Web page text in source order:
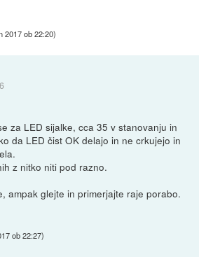
2017 ob 22:20)
za LED sijalke, cca 35 v stanovanju in
da LED čist OK delajo in ne crkujejo in
z nitko niti pod razno.
ampak glejte in primerjajte raje porabo.
ob 22:27)